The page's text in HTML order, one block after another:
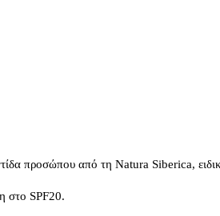
προσώπου από τη Natura Siberica,
στο SPF20.